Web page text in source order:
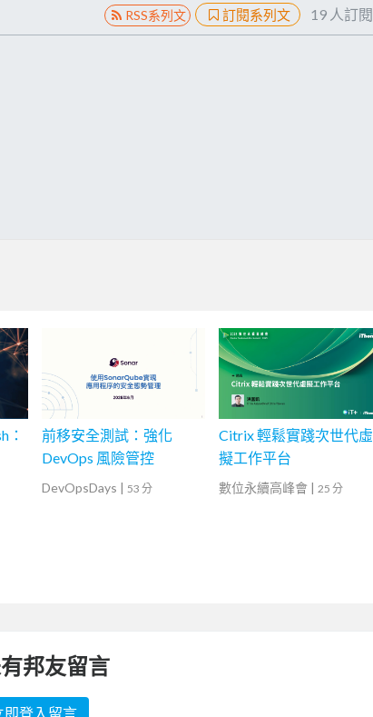
RSS系列文 訂閱系列文 19 人訂閱
：
前移安全測試：強化
DevOps 風險管控
DevOpsDays | 53 分
Citrix 輕鬆實踐次世代虛
擬工作平台
數位永續高峰會 | 25 分
邦友留言
即登入留言